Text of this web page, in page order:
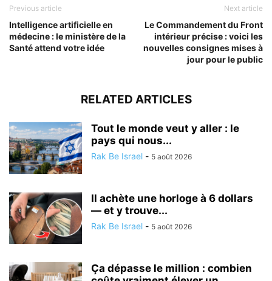
Previous article
Intelligence artificielle en
médecine : le ministère de la
Santé attend votre idée
Next article
Le Commandement du Front
intérieur précise : voici les
nouvelles consignes mises à
jour pour le public
RELATED ARTICLES
Tout le monde veut y aller : le
pays qui nous...
Rak Be Israel - 5 août 2026
Il achète une horloge à 6 dollars
— et y trouve...
Rak Be Israel - 5 août 2026
Ça dépasse le million : combien